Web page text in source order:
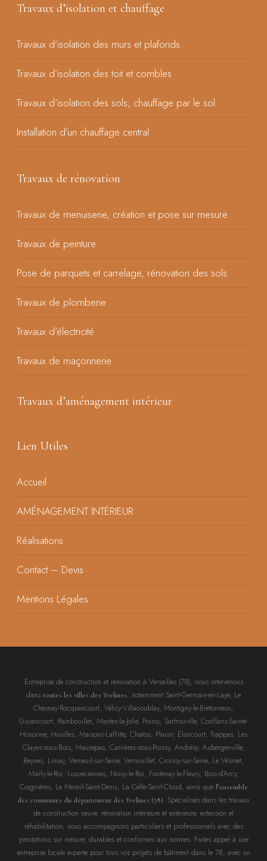
Travaux d’isolation et chauffage
Travaux d’isolation des murs et plafonds
Travaux d’isolation des toit et combles
Travaux d’isolation des sols, chauffage par le sol
Installation d’un chauffage central
Travaux de rénovation
Travaux de menuiserie, création et pose sur mesure
Travaux de peinture
Pose de parquets et carrelage, rénovation des sols
Travaux de plomberie
Travaux d’électricité
Travaux de maçonnerie
Travaux d’aménagement intérieur
Lien Utiles
Accueil
AMÉNAGEMENT INTÉRIEUR
Réalisations
Contact – Devis
Mentions Légales
Entreprise de construction et rénovation à Versailles (78), nous intervenons
dans toutes les villes des Yvelines, notamment Saint-Germain-en-Laye, Le
Chesnay-Rocquencourt, Vélizy-Villacoublay, Montigny-le-Bretonneux,
Guyancourt, Rambouillet, Mantes-la-Jolie, Poissy, Sartrouville, Conflans-Sainte-
Honorine, Houilles, Maisons-Laffitte, Chatou, Plaisir, Élancourt, Trappes, Les
Clayes-sous-Bois, Maurepas, Carrières-sous-Poissy, Andrésy, Aubergenville,
Beynes, Limay, Verneuil-sur-Seine, Vernouillet, Croissy-sur-Seine, Le Vésinet,
Marly-le-Roi, Louveciennes, Noisy-le-Roi, Fontenay-le-Fleury, Bois-d’Arcy,
Coignières, Le Mesnil-Saint-Denis, La Celle-Saint-Cloud, ainsi que l’ensemble
des communes du département des Yvelines (78). Spécialisés dans les travaux
de construction neuve, rénovation intérieure et extérieure, extension et
réhabilitation, nous accompagnons particuliers et professionnels avec des
prestations sur mesure, durables et conformes aux normes. Faites appel à une
entreprise locale experte pour tous vos projets de bâtiment dans le 78, avec un